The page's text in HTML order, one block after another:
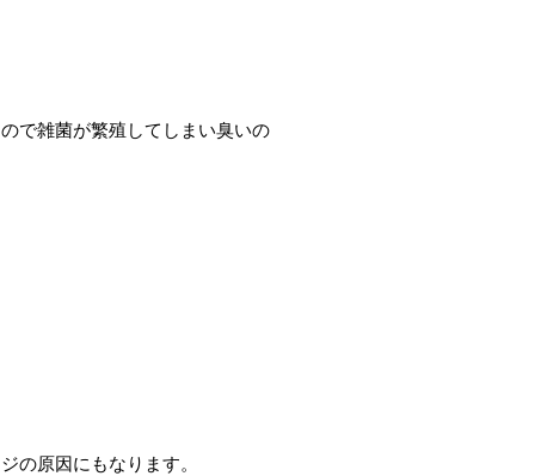
で雑菌が繁殖してしまい臭いの
の原因にもなります。